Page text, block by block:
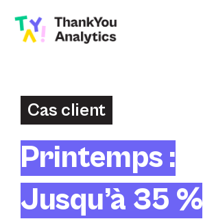
Cas client
Printemps :
Jusqu’à 35 %